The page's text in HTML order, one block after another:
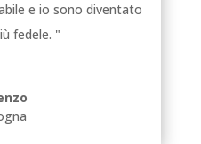
e io sono diventato
fedele. "